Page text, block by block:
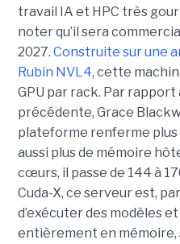
travail IA et HPC très
noter qu’il sera
2027. Construite sur une
Rubin NVL4, cette
GPU par rack. Par
précédente, Grace
plateforme renferme plus
aussi plus de mémoire
cœurs, il passe de 144 à
Cuda-X, ce serveur est,
d’exécuter des modèles
entièrement en mémoire,